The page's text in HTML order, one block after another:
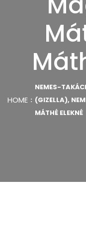
HOME
NEMES-
(GIZELLA),
MÁTHÉ ELEKNÉ